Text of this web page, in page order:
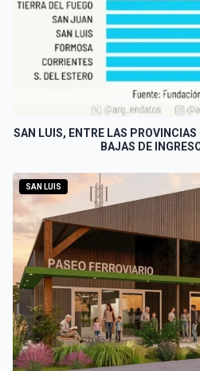
SAN LUIS, ENTRE LAS
BAJAS DE
SAN LUIS